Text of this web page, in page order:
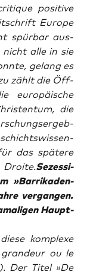
posi­ti­ve
Euro­pe
spür­bar aus­
nicht alle in sie
gelang es
zählt die Öff­
euro­päi­sche
die
das spä­te­re
Sezes­si­
»Bar­ri­ka­den­
ver­gan­gen.
Haupt­
kom­ple­xe
ou le
Der Titel »De